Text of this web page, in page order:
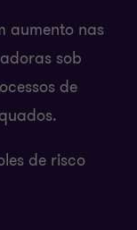
aumento nas
sob
de
de risco